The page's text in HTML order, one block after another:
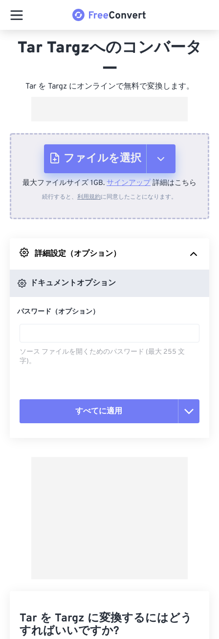
Tar Targzへのコンバータ
ー
Tar を Targz にオンラインで無料で変換します。
ファイルを選択
デバイスから
Googleドライブから
最大ファイルサイズ 1GB. サインアップ詳細はこちら
続行すると、 利用規約に同意したことになります。
詳細設定（オプション）
ドキュメントオプション
パスワード（オプション）
ソース ファイルを開くためのパスワード (最大 255 文
字)。
すべてに適用
Tar を Targz に変換するにはどう
すればいいですか?